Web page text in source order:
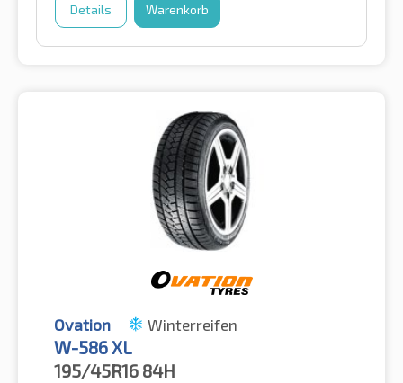
Details Warenkorb
Ovation Winterreifen
W-586 XL
195/45R16 84H